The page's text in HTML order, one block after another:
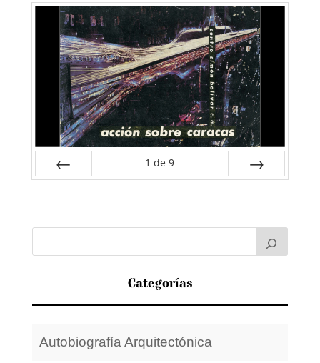
1 de 9
Categorías
Autobiografía Arquitectónica